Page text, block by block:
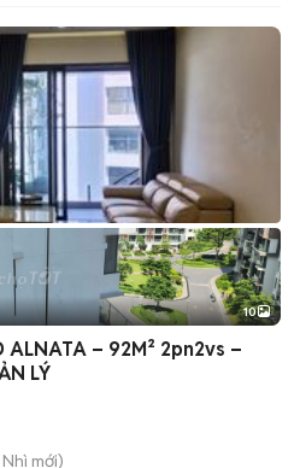
+2
10
ALNATA – 92M² 2pn2vs –
LÝ
Nhì mới)